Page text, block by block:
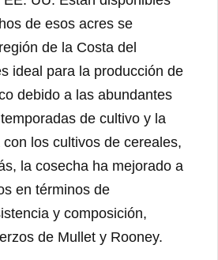
de esos acres se
de la Costa del
ideal para la producción de
debido a las abundantes
de cultivo y la
los cultivos de cereales,
la cosecha ha mejorado a
en términos de
y composición,
de Mullet y Rooney.